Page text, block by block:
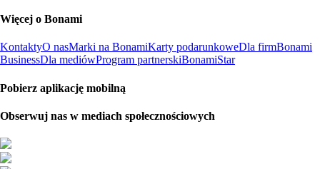
Więcej o Bonami
KontaktyO nasMarki na BonamiKarty podarunkoweDla firmBonami
BusinessDla mediówProgram partnerskiBonamiStar
Pobierz aplikację mobilną
Obserwuj nas w mediach społecznościowych